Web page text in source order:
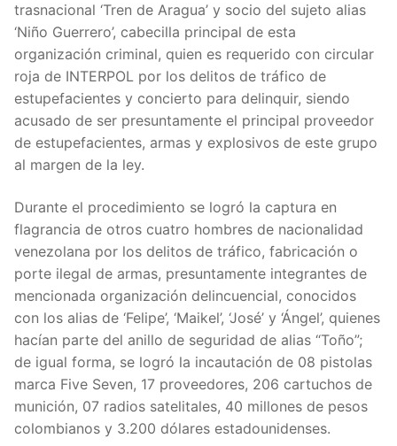
trasnacional ‘Tren de Aragua’ y socio del sujeto alias
‘Niño Guerrero’, cabecilla principal de esta
organización criminal, quien es requerido con circular
roja de INTERPOL por los delitos de tráfico de
estupefacientes y concierto para delinquir, siendo
acusado de ser presuntamente el principal proveedor
de estupefacientes, armas y explosivos de este grupo
al margen de la ley.
Durante el procedimiento se logró la captura en
flagrancia de otros cuatro hombres de nacionalidad
venezolana por los delitos de tráfico, fabricación o
porte ilegal de armas, presuntamente integrantes de
mencionada organización delincuencial, conocidos
con los alias de ‘Felipe’, ‘Maikel’, ‘José’ y ‘Ángel’, quienes
hacían parte del anillo de seguridad de alias “Toño”;
de igual forma, se logró la incautación de 08 pistolas
marca Five Seven, 17 proveedores, 206 cartuchos de
munición, 07 radios satelitales, 40 millones de pesos
colombianos y 3.200 dólares estadounidenses.